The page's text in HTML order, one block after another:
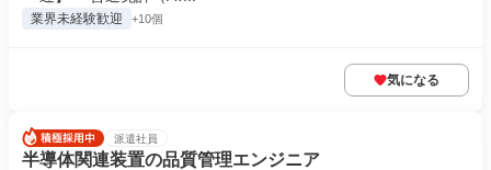
業界未経験歓迎 +10個
気になる
派遣社員
半導体関連装置の品質管理エンジニア